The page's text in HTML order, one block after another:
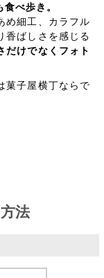
べ歩き。
め細工、カラフル
香ばしさを感じる
だけでなくフォト
菓子屋横丁ならで
法